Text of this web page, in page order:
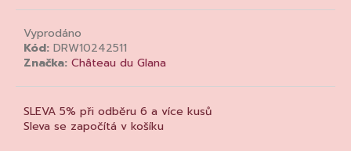
Vyprodáno
Kód: DRW10242511
Značka: Château du Glana
SLEVA 5% při odběru 6 a více kusů
Sleva se započítá v košíku
HLEDAT
D
o